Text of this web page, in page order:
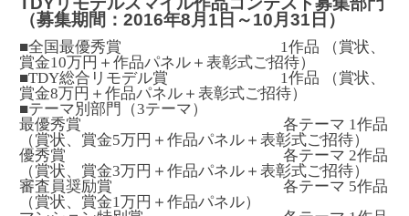
（募集期間：2016年8月1日～10月31日）
■全国最優秀賞 1作品 （賞状、
賞金10万円＋作品パネル＋表彰式ご招待）
■TDY総合リモデル賞 1作品 （賞状、
賞金8万円＋作品パネル＋表彰式ご招待）
■テーマ別部門（3テーマ）
最優秀賞 各テーマ 1作品
（賞状、賞金5万円＋作品パネル＋表彰式ご招待）
優秀賞 各テーマ 2作品
（賞状、賞金3万円＋作品パネル＋表彰式ご招待）
審査員奨励賞 各テーマ 5作品
（賞状、賞金1万円＋作品パネル）